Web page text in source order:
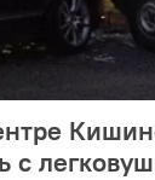
с